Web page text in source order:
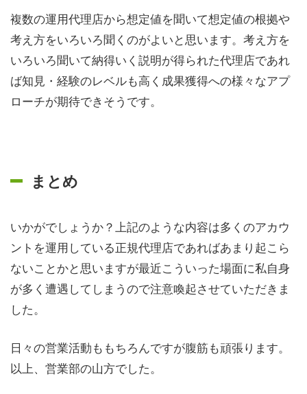
複数の運用代理店から想定値を聞いて想定値の根拠や
考え方をいろいろ聞くのがよいと思います。考え方を
いろいろ聞いて納得いく説明が得られた代理店であれ
ば知見・経験のレベルも高く成果獲得への様々なアプ
ローチが期待できそうです。
まとめ
いかがでしょうか？上記のような内容は多くのアカウ
ントを運用している正規代理店であればあまり起こら
ないことかと思いますが最近こういった場面に私自身
が多く遭遇してしまうので注意喚起させていただきま
した。
日々の営業活動ももちろんですが腹筋も頑張ります。
以上、営業部の山方でした。